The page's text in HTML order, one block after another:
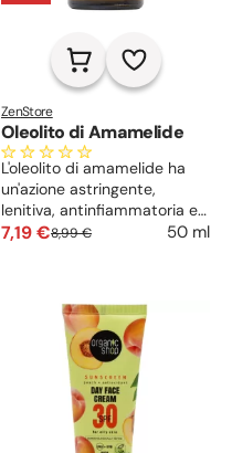
ZenStore
Oleolito di Amamelide
L'oleolito di amamelide ha
un'azione astringente,
lenitiva, antinfiammatoria e
decongestionante, perfetto
7,19 €8,99 € 50 ml